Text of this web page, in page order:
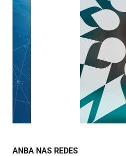
ANBA NAS REDES